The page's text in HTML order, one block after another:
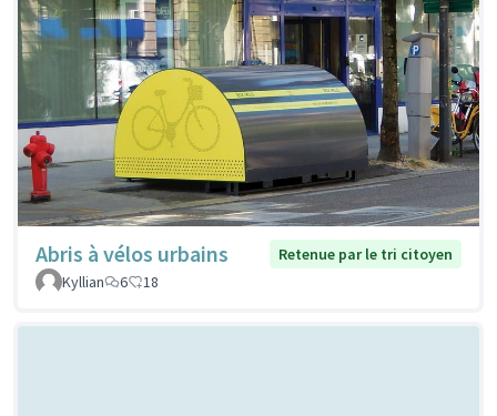
Abris à vélos urbains
Retenue par le tri citoyen
Kyllian
6 18